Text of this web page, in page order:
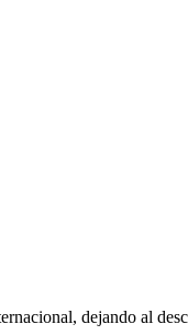
dejando al